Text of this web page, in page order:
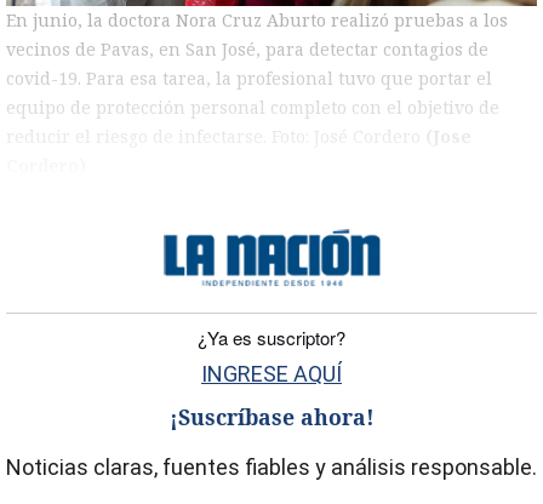
En junio, la doctora Nora Cruz Aburto realizó pruebas a los
vecinos de Pavas, en San José, para detectar contagios de
covid-19. Para esa tarea, la profesional tuvo que portar el
equipo de protección personal completo con el objetivo de
reducir el riesgo de infectarse. Foto: José Cordero
(Jose